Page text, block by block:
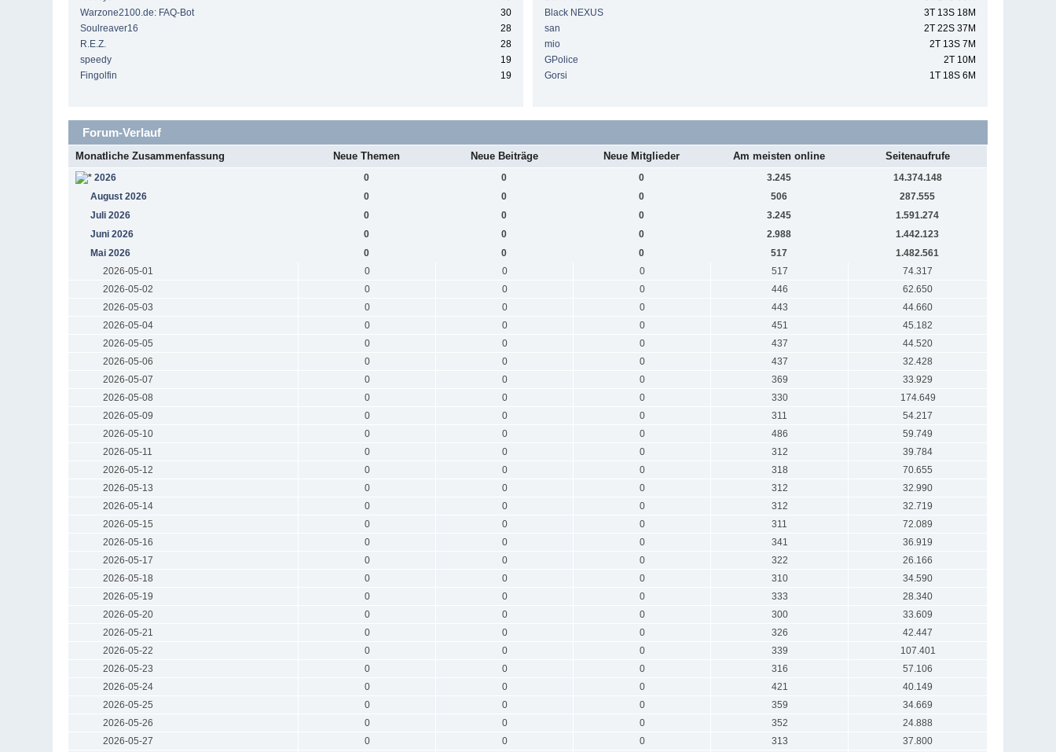
Warzone2100.de: FAQ-Bot
30
Soulreaver16
28
R.E.Z.
28
speedy
19
Fingolfin
19
Black NEXUS
3T 13S 18M
san
2T 22S 37M
mio
2T 13S 7M
GPolice
2T 10M
Gorsi
1T 18S 6M
Forum-Verlauf
Monatliche Zusammenfassung Neue Themen Neue Beiträge Neue Mitglieder Am meisten online Seitenaufrufe
2026 0 0 0 3.245
14.374.148
August 2026
0 0 0 506
287.555
Juli 2026
0 0 0 3.245
1.591.274
Juni 2026
0 0 0 2.988
1.442.123
Mai 2026
0 0 0 517
1.482.561
2026-05-01
0 0 0 517
74.317
2026-05-02
0 0 0 446
62.650
2026-05-03
0 0 0 443
44.660
2026-05-04
0 0 0 451
45.182
2026-05-05
0 0 0 437
44.520
2026-05-06
0 0 0 437
32.428
2026-05-07
0 0 0 369
33.929
2026-05-08
0 0 0 330
174.649
2026-05-09
0 0 0 311
54.217
2026-05-10
0 0 0 486
59.749
2026-05-11
0 0 0 312
39.784
2026-05-12
0 0 0 318
70.655
2026-05-13
0 0 0 312
32.990
2026-05-14
0 0 0 312
32.719
2026-05-15
0 0 0 311
72.089
2026-05-16
0 0 0 341
36.919
2026-05-17
0 0 0 322
26.166
2026-05-18
0 0 0 310
34.590
2026-05-19
0 0 0 333
28.340
2026-05-20
0 0 0 300
33.609
2026-05-21
0 0 0 326
42.447
2026-05-22
0 0 0 339
107.401
2026-05-23
0 0 0 316
57.106
2026-05-24
0 0 0 421
40.149
2026-05-25
0 0 0 359
34.669
2026-05-26
0 0 0 352
24.888
2026-05-27
0 0 0 313
37.800